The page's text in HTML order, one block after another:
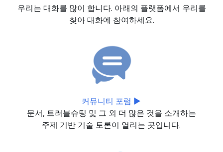
우리는 대화를 많이 합니다. 아래의 플랫폼에서 우리를
찾아 대화에 참여하세요.
커뮤니티 포럼 ▶
문서, 트러블슈팅 및 그 외 더 많은 것을 소개하는
주제 기반 기술 토론이 열리는 곳입니다.